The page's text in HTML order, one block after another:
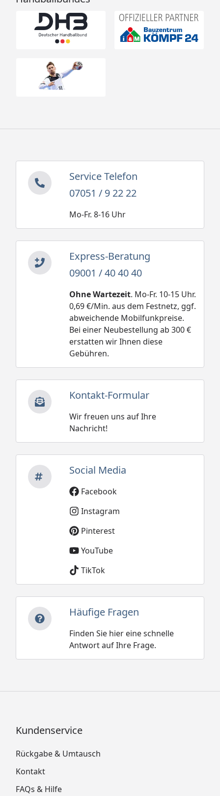
Service Telefon
07051 / 9 22 22
Mo-Fr. 8-16 Uhr
Express-Beratung
09001 / 40 40 40
Ohne Wartezeit. Mo-Fr. 10-15 Uhr.
0,69 €/Min. aus dem Festnetz, ggf.
abweichende Mobilfunkpreise.
Bei einer Neubestellung ab 300 €
erstatten wir Ihnen diese
Gebühren.
Kontakt-Formular
Wir freuen uns auf Ihre
Nachricht!
Social Media
Facebook
Instagram
Pinterest
YouTube
TikTok
Häufige Fragen
Finden Sie hier eine schnelle
Antwort auf Ihre Frage.
Kundenservice
Rückgabe & Umtausch
Kontakt
FAQs & Hilfe